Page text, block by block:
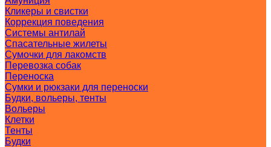
Кликеры и свистки
Коррекция поведения
Системы антилай
Спасательные жилеты
Сумочки для лакомств
Перевозка собак
Переноска
Сумки и рюкзаки для переноски
Будки, вольеры, тенты
Вольеры
Клетки
Тенты
Будки